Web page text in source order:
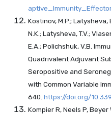
Kostinov, M.P.; Latysheva,
N.K.; Latysheva, T.V.;
E.A.; Polichshuk, V.B.
Quadrivalent Adjuvant
Seropositive and
with Common Variable
640. https://doi.org/
Kompier R, Neels P,